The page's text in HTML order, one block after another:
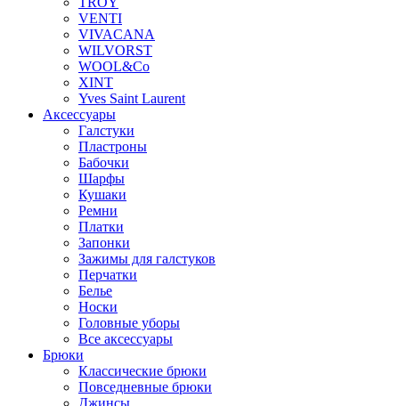
VENTI
VIVACANA
WILVORST
WOOL&Co
XINT
Yves Saint Laurent
Аксессуары
Галстуки
Пластроны
Бабочки
Шарфы
Кушаки
Ремни
Платки
Запонки
Зажимы для галстуков
Перчатки
Белье
Носки
Головные уборы
Все аксессуары
Брюки
Классические брюки
Повседневные брюки
Джинсы